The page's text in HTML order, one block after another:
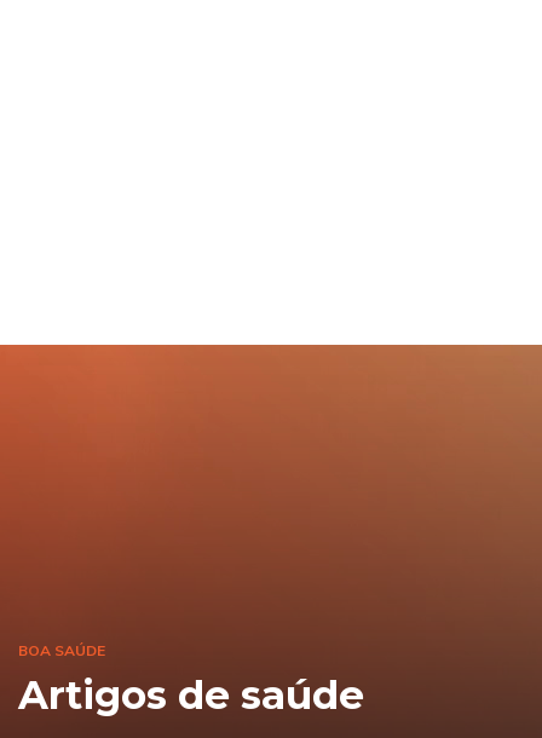
BOA SAÚDE
Artigos de saúde